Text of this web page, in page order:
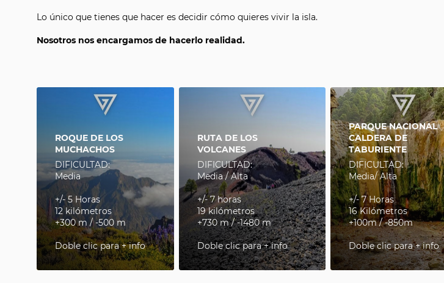
Lo único que tienes que hacer es decidir cómo quieres vivir la isla.
Nosotros nos encargamos de hacerlo realidad.
ROQUE DE LOS
MUCHACHOS
DIFICULTAD:
Media
+/- 5 Horas
12 kilómetros
+300 m / -500 m
Doble clic para + info
RUTA DE LOS
VOLCANES
DIFICULTAD:
Media / Alta
+/- 7 horas
19 kilómetros
+730 m / -1480 m
Doble clic para + info
PARQUE NACIONAL
CALDERA DE
TABURIENTE
DIFICULTAD:
Media/ Alta
+/- 7 Horas
16 Kilómetros
+100m / -850m
Doble clic para + info